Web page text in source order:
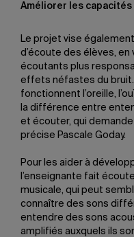
Améliorer les capacités
Le projet vise
d’écoute des élèves,
écoutants plus
effets néfastes du
fonctionnent l’oreille,
la différence entre
et écouter, qui
précise Pascale Goday.
Pour les aider à
l’enseignante fait
musicale, qui peut
connaître des sons
entendre des sons
amplifiés auxquels ils